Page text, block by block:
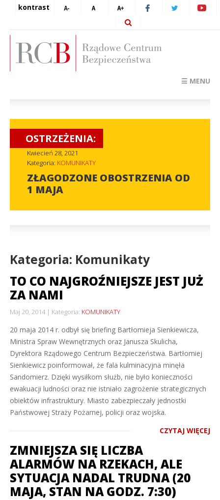
kontrast
☰ MENU
OSTRZEŻENIA:
Kwiecień 28, 2021
Kategoria: KOMUNIKATY
ZŁAGODZONE OBOSTRZENIA OD
1 MAJA
Kategoria: Komunikaty
TO CO NAJGROŹNIEJSZE JEST JUŻ
ZA NAMI
Maj 20, 2014 Kategoria: KOMUNIKATY
20 maja 2014 r. odbył się briefing Bartłomieja Sienkiewicza,
Ministra Spraw Wewnętrznych oraz Janusza Skulicha,
Dyrektora Rządowego Centrum Bezpieczeństwa. Bartłomiej
Sienkiewicz poinformował, że fala kulminacyjna minęła
Sandomierz. Dzięki wysiłkom służb, nie było konieczności
ewakuacji ludności oraz nie istniało zagrożenie strategicznych
obiektów infrastruktury. Miasto zabezpieczały jednostki
Państwowej Straży Pożarnej, policji oraz wojska.
CZYTAJ WIĘCEJ
ZMNIEJSZA SIĘ LICZBA
ALARMÓW NA RZEKACH, ALE
SYTUACJA NADAL TRUDNA (20
MAJA, STAN NA GODZ. 7:30)